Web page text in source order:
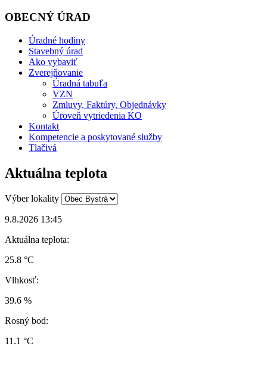
OBECNÝ ÚRAD
Úradné hodiny
Stavebný úrad
Ako vybaviť
Zverejňovanie
Úradná tabuľa
VZN
Zmluvy, Faktúry, Objednávky
Úroveň vytriedenia KO
Kontakt
Kompetencie a poskytované služby
Tlačivá
Aktuálna teplota
Výber lokality
9.8.2026 13:45
Aktuálna teplota:
25.8 °C
Vlhkosť:
39.6 %
Rosný bod:
11.1 °C